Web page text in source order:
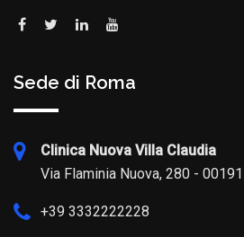
Sede di Roma
Clinica Nuova Villa Claudia
Via Flaminia Nuova, 280 -
+39 3332222228